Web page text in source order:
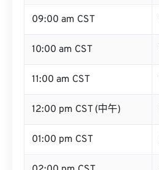
09:00 am CST
10:00 am CST
11:00 am CST
12:00 pm CST (中午)
01:00 pm CST